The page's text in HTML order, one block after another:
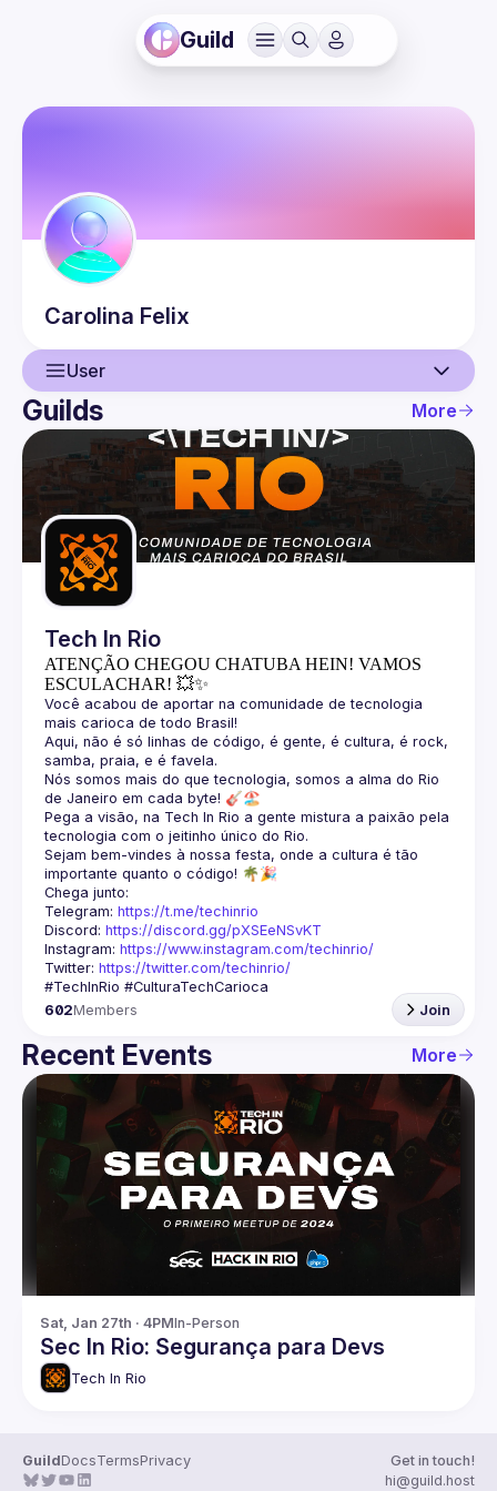
Guild
Carolina Felix
User
User
Events
Guilds
Guilds More
Tech In Rio
ATENÇÃO CHEGOU CHATUBA HEIN! VAMOS
ESCULACHAR! 💥✨
Você acabou de aportar na comunidade de tecnologia
Aqui, não é só linhas de código, é gente, é cultura, é rock,
Nós somos mais do que tecnologia, somos a alma do Rio
Pega a visão, na Tech In Rio a gente mistura a paixão pela
Sejam bem-vindes à nossa festa, onde a cultura é tão
Telegram: https://t.me/techinrio
Discord: https://discord.gg/pXSEeNSvKT
Instagram: https://www.instagram.com/techinrio/
Twitter: https://twitter.com/techinrio/
602Members Join
Recent Events More
Sat, Jan 27th · 4PMIn-Person
Sec In Rio: Segurança para Devs
Tech In Rio
GuildDocsTermsPrivacy
Get in touch!
hi@guild.host